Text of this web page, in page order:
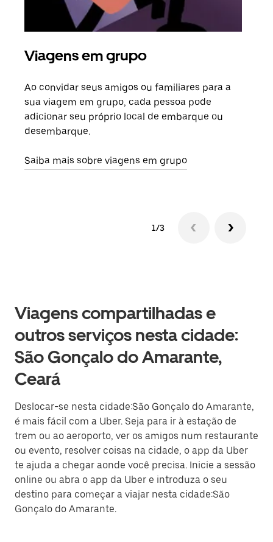
Viagens em grupo
Ao convidar seus amigos ou familiares para a
sua viagem em grupo, cada pessoa pode
adicionar seu próprio local de embarque ou
desembarque.
Saiba mais sobre viagens em grupo
1/3
Viagens compartilhadas e
outros serviços nesta cidade:
São Gonçalo do Amarante,
Ceará
Deslocar-se nesta cidade:São Gonçalo do Amarante,
é mais fácil com a Uber. Seja para ir à estação de
trem ou ao aeroporto, ver os amigos num restaurante
ou evento, resolver coisas na cidade, o app da Uber
te ajuda a chegar aonde você precisa. Inicie a sessão
online ou abra o app da Uber e introduza o seu
destino para começar a viajar nesta cidade:São
Gonçalo do Amarante.